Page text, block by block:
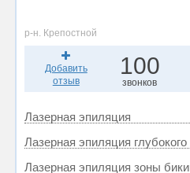
р-н. Крепостной
Добавить
отзыв
100
звонков
Лазерная эпиляция
Лазерная эпиляция
Лазерная эпиляция зоны